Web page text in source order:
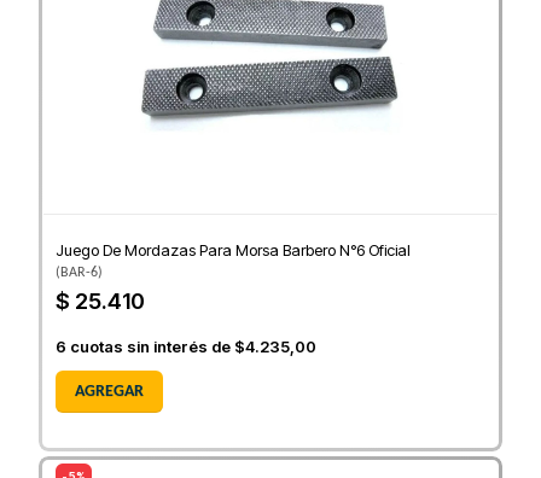
Juego De Mordazas Para Morsa Barbero N°6 Oficial
(BAR-6)
$ 25.410
6 cuotas sin interés de $4.235,00
AGREGAR